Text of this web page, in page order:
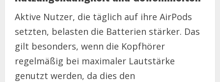
Aktive Nutzer, die täglich auf ihre AirPods
setzten, belasten die Batterien stärker. Das
gilt besonders, wenn die Kopfhörer
regelmäßig bei maximaler Lautstärke
genutzt werden, da dies den